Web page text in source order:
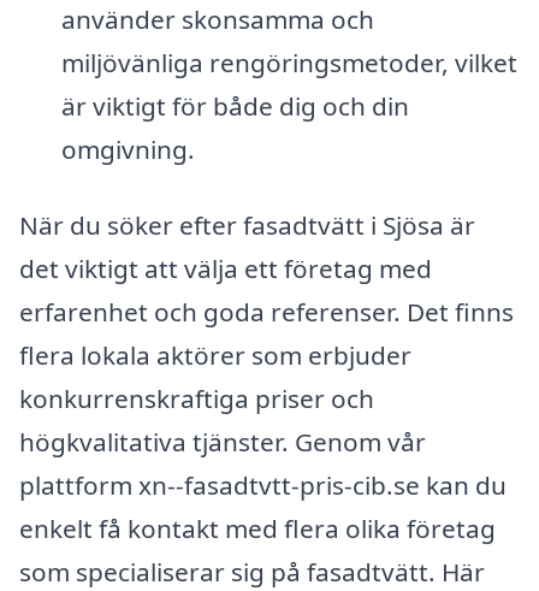
använder skonsamma och
miljövänliga rengöringsmetoder, vilket
är viktigt för både dig och din
omgivning.
När du söker efter fasadtvätt i Sjösa är
det viktigt att välja ett företag med
erfarenhet och goda referenser. Det finns
flera lokala aktörer som erbjuder
konkurrenskraftiga priser och
högkvalitativa tjänster. Genom vår
plattform xn--fasadtvtt-pris-cib.se kan du
enkelt få kontakt med flera olika företag
som specialiserar sig på fasadtvätt. Här